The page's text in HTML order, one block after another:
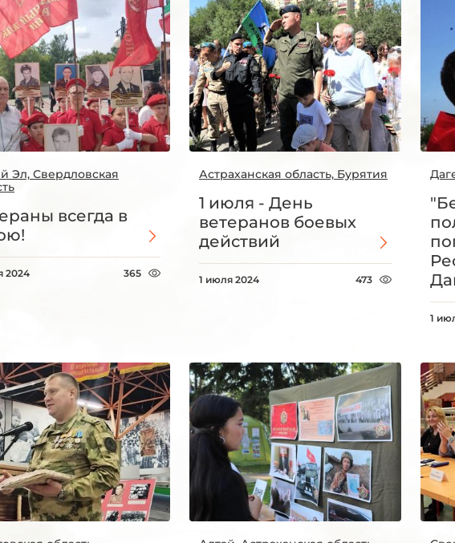
Эл, Свердловская
всегда в
2024 365
Астраханская область, Бурятия
1 июля - День
ветеранов боевых
действий
1 июля 2024 473
1